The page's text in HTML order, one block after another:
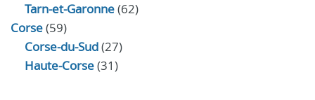
Tarn-et-Garonne(62)
Corse(59)
Corse-du-Sud(27)
Haute-Corse(31)